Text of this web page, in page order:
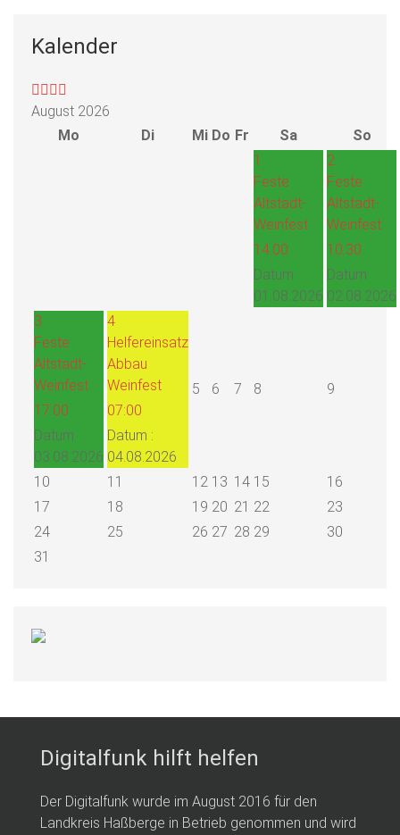
Kalender
August 2026
Mo
Di Mi Do Fr Sa
So
1
Feste
Altstadt-
Weinfest
14:00
Datum :
01.08.2026
2
Feste
Altstadt-
Weinfest
10:30
Datum :
02.08.2026
3
Feste
Altstadt-
Weinfest
17:00
Datum :
03.08.2026
4
Helfereinsatz
Abbau
Weinfest
07:00
Datum :
04.08.2026
5 6 7 8 9
10 11 12 13 14 15
16
17
18 19 20 21 22
23
24
25 26 27 28 29
30
31
Digitalfunk hilft helfen
Der Digitalfunk wurde im August 2016 für den
Landkreis Haßberge in Betrieb genommen und wird